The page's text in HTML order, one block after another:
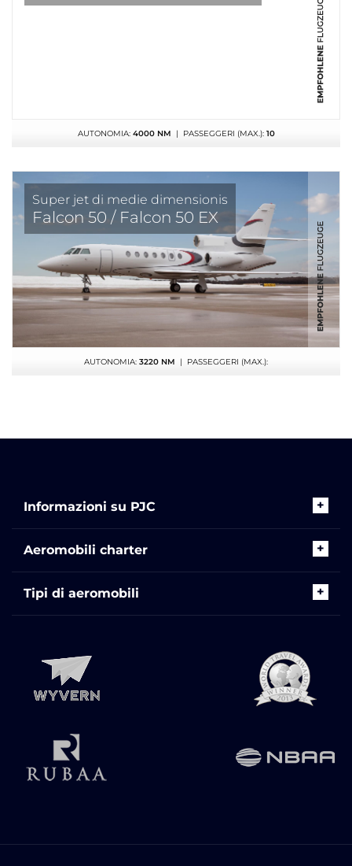
AUTONOMIA: 4000 NM | PASSEGGERI (MAX.): 10
Super jet di medie dimensionis
Falcon 50 / Falcon 50 EX
AUTONOMIA: 3220 NM | PASSEGGERI (MAX.):
Informazioni su PJC
Aeromobili charter
Tipi di aeromobili